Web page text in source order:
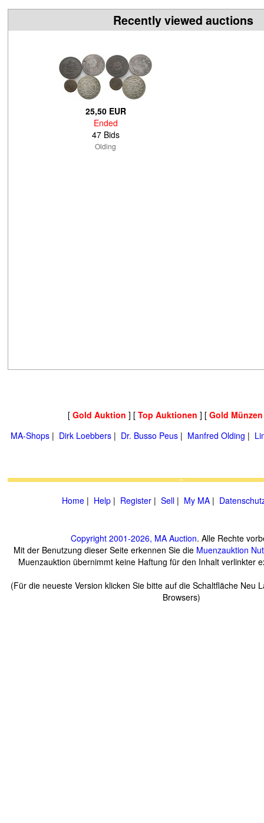
Recently viewed auctions
25,50 EUR
Ended
47 Bids
Olding
[ Gold Auktion ] [ Top Auktionen ] [ Gold
MA-Shops | Dirk Loebbers | Dr. Busso Peus | Manfred Olding |
Home | Help | Register | Sell | My MA |
Copyright 2001-2026, MA Auction. Alle Rechte
Mit der Benutzung dieser Seite erkennen Sie die Muenzauktion
Muenzauktion übernimmt keine Haftung für den Inhalt verlinkter
(Für die neueste Version klicken Sie bitte auf die Schaltfläche Neu
Browsers)